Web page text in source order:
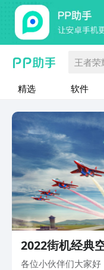
王者荣
精选 软件
2022街机经典
各位小伙伴们大家好